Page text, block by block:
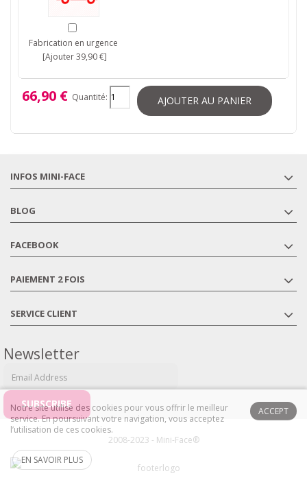
Fabrication en urgence
[Ajouter 39,90 €]
66,90 € Quantité: AJOUTER AU PANIER
INFOS MINI-FACE
BLOG
FACEBOOK
PAIEMENT 2 FOIS
SERVICE CLIENT
Newsletter
2008-2023 - Mini-Face®
ACCEPT
Notre site utilise des cookies pour vous offrir le meilleur
service. En poursuivant votre navigation, vous acceptez
l’utilisation de ces cookies.
EN SAVOIR PLUS